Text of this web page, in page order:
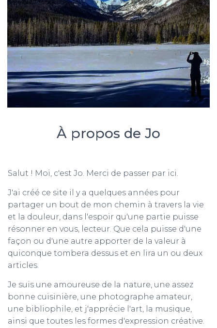
À propos de Jo
Salut ! Moi, c'est Jo. Merci de passer par ici.
J'ai créé ce site il y a quelques années pour
partager un bout de mon chemin à travers la vie
et la douleur, dans l'espoir qu'une partie puisse
résonner en vous, lecteur. Que cela puisse d'une
façon ou d'une autre apporter de la valeur à
quiconque tombera dessus et en lira un ou deux
articles.
Je suis une amoureuse de la nature, une assez
bonne cuisinière, une photographe amateur,
une bibliophile, et j'apprécie l'art, la musique,
ainsi que toutes les formes d'expression créative.